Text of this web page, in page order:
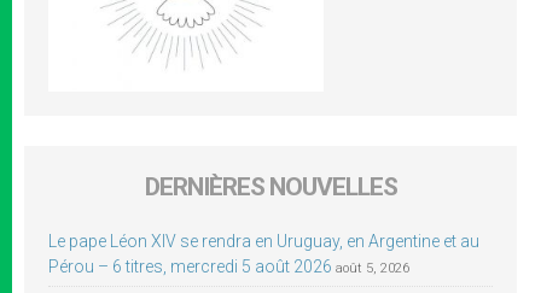
DERNIÈRES NOUVELLES
Le pape Léon XIV se rendra en Uruguay, en Argentine et au
Pérou – 6 titres, mercredi 5 août 2026 août 5, 2026